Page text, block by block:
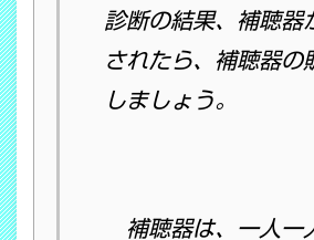
診断の結果、補聴器
されたら、補聴器の
しましょう。
補聴器は、一人一